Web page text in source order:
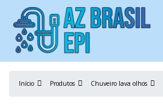
Início Produtos Chuveiro lava olhos